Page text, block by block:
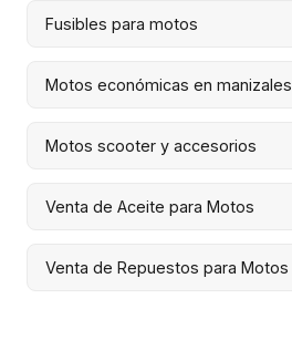
Fusibles para motos
Motos económicas en manizales
Motos scooter y accesorios
Venta de Aceite para Motos
Venta de Repuestos para Motos